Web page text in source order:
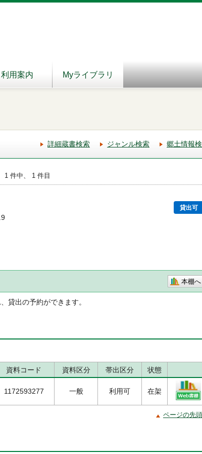
利用案内 Myライブラリ
詳細蔵書検索 ジャンル検索 郷土情報
1 件中、 1 件目
貸出可
本棚へ
貸出の予約ができます。
資料コード 資料区分 帯出区分 状態
1172593277 一般 利用可 在架
ページの先